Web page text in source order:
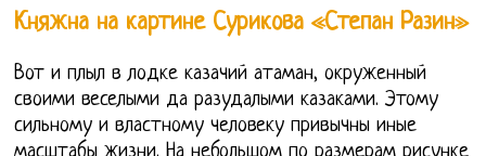
Княжна на картине Сурикова «Степан Разин»
Вот и плыл в лодке казачий атаман, окруженный
своими веселыми да разудалыми казаками. Этому
сильному и властному человеку привычны иные